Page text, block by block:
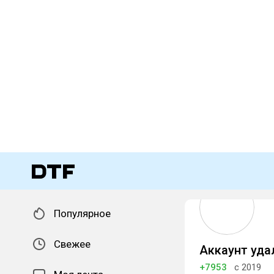
Популярное
Свежее Аккаунт
+7953 с 2019